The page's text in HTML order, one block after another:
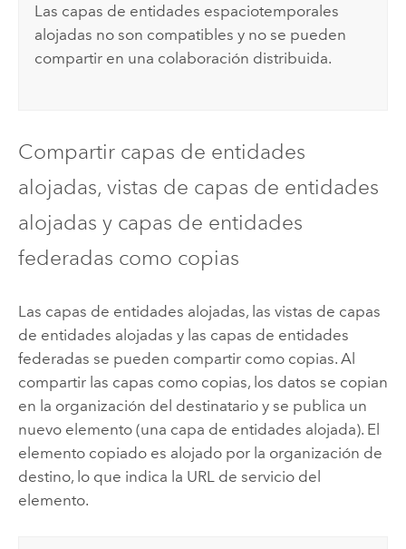
Las capas de entidades espaciotemporales
alojadas no son compatibles y no se pueden
compartir en una colaboración distribuida.
Compartir capas de entidades
alojadas, vistas de capas de entidades
alojadas y capas de entidades
federadas como copias
Las capas de entidades alojadas, las vistas de capas
de entidades alojadas y las capas de entidades
federadas se pueden compartir como copias. Al
compartir las capas como copias, los datos se copian
en la organización del destinatario y se publica un
nuevo elemento (una capa de entidades alojada). El
elemento copiado es alojado por la organización de
destino, lo que indica la URL de servicio del
elemento.